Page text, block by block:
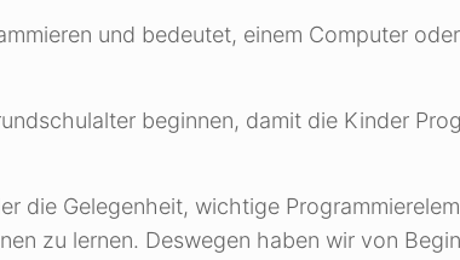
und bedeutet, einem Computer
beginnen, damit die Kinder
die Gelegenheit, wichtige
zu lernen. Deswegen haben wir von